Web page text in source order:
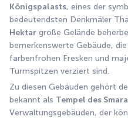
Königspalasts, eines der
bedeutendsten Denkmäler
Hektar große Gelände
bemerkenswerte Gebäude,
farbenfrohen Fresken und
Turmspitzen verziert sind.
Zu diesen Gebäuden gehört
bekannt als Tempel des
Verwaltungsgebäuden, der